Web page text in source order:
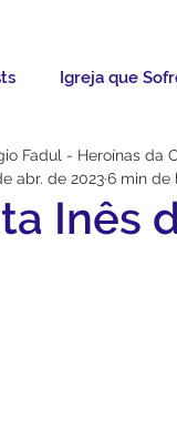
Igreja que
da Semana
Inês
Fadul - Heroínas da
abr. de 20236 min de